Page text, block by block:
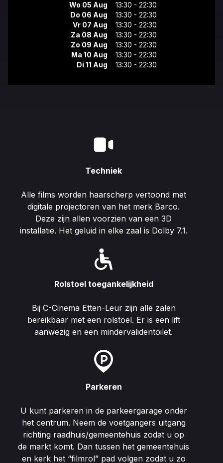
Wo 05 Aug
13:30 - 22:30
Do 06 Aug
13:30 - 22:30
Vr 07 Aug
13:30 - 22:30
Za 08 Aug
13:30 - 22:30
Zo 09 Aug
13:30 - 22:30
Ma 10 Aug
13:30 - 22:30
Di 11 Aug
13:30 - 22:30
Techniek
Alle films worden haarscherp vertoond met
digitale projectoren van het merk Barco.
Deze zijn allen voorzien van een 3D
installatie. Het geluid in elke zaal is Dolby 7.1.
Rolstoel toegankelijkheid
Bij C-Cinema Etten-Leur zijn alle zalen
bereikbaar met een rolstoel. Er is een lift
aanwezig en een mindervalidentoilet.
Parkeren
U kunt parkeren in de parkeergarage onder
het centrum. Neem de voetgangers uitgang
richting raadhuis/gemeentehuis zodat u op
de markt komt. Dan tussen het gemeentehuis
en kerk het “filmrol” pad volgen zodat u zo